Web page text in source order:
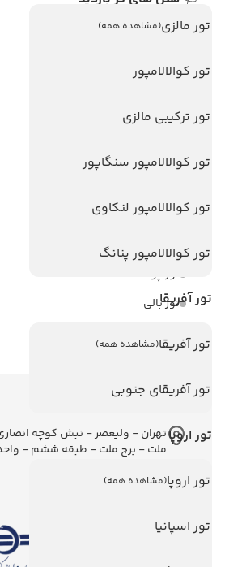
تور مالزی(مشاهده همه)
تور کوالالامپور
تور ترکیبی مالزی
تور کوالالامپور سنگاپور
تور کوالالامپور لنکاوی
تور کوالالامپور پنانگ
تور آفریقا
تور آفریقا(مشاهده همه)
تور آفریقای جنوبی
تور اروپا
تور اروپا(مشاهده همه)
تور اسپانیا
هتل های آنتالیا
هتل های تایلند
هتل های اندونزی
تور استانبول
تور آنتالیا
تور پوکت
تور بالی
اطلاعات تماس
تهران - ولیعصر - نبش کوچه
ملت - برج ملت - طبقه ششم - واحد